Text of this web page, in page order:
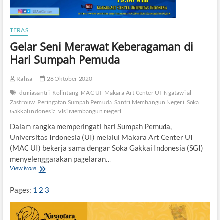
TERAS
Gelar Seni Merawat Keberagaman di
Hari Sumpah Pemuda
Rahsa
28 Oktober 2020
duniasantri Kolintang MAC UI Makara Art Center UI Ngatawi al-
Zastrouw Peringatan Sumpah Pemuda Santri Membangun Negeri Soka
Gakkai Indonesia Visi Membangun Negeri
Dalam rangka memperingati hari Sumpah Pemuda,
Universitas Indonesia (UI) melalui Makara Art Center UI
(MAC UI) bekerja sama dengan Soka Gakkai Indonesia (SGI)
menyelenggarakan pagelaran…
View MoreG
a
r
S
Pages: 1 2 3